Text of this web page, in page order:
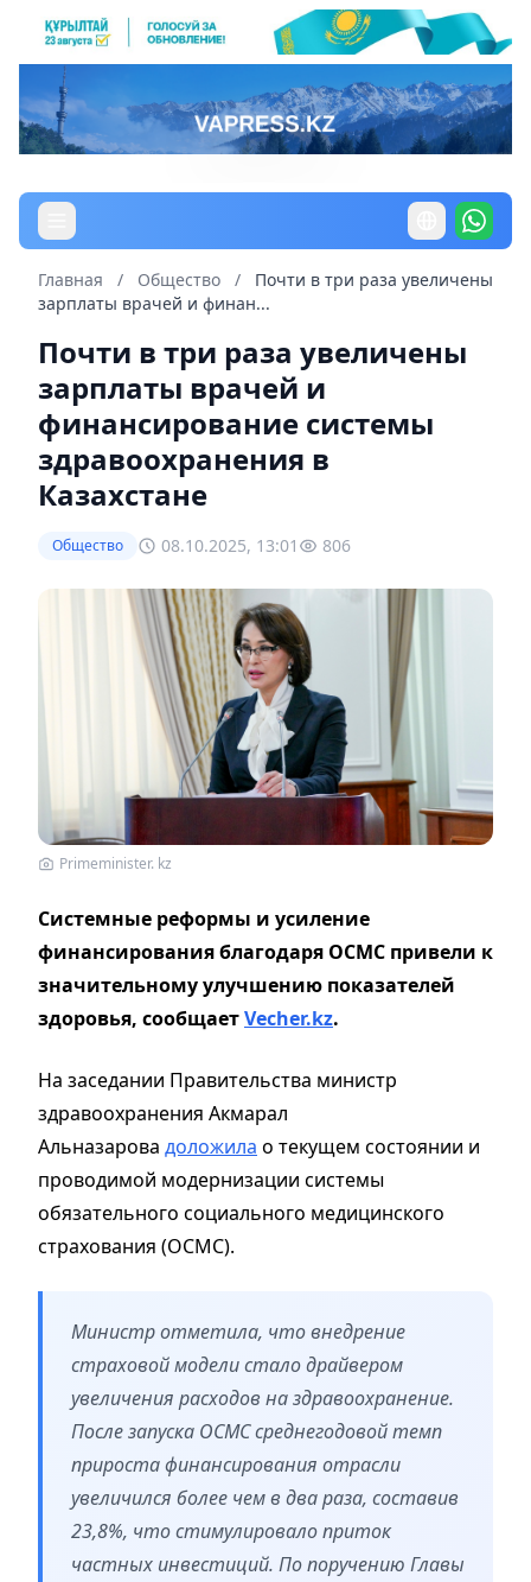
Главная / Общество /
Почти в три раза увеличены
зарплаты врачей и финан...
Почти в три раза увеличены
зарплаты врачей и
финансирование системы
здравоохранения в
Казахстане
Общество 08.10.2025, 13:01 806
Primeminister. kz
Системные реформы и усиление
финансирования благодаря ОСМС привели к
значительному улучшению показателей
здоровья, сообщаетVecher.kz.
На заседании Правительства министр
здравоохранения Акмарал
Альназарова доложила о текущем состоянии и
проводимой модернизации системы
обязательного социального медицинского
страхования (ОСМС).
Министр отметила, что внедрение
страховой модели стало драйвером
увеличения расходов на здравоохранение.
После запуска ОСМС среднегодовой темп
прироста финансирования отрасли
увеличился более чем в два раза, составив
23,8%, что стимулировало приток
частных инвестиций. По поручению Главы